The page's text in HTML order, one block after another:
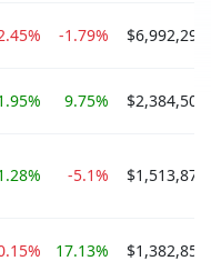
-1.79%
9.75%
-5.1%
17.13%